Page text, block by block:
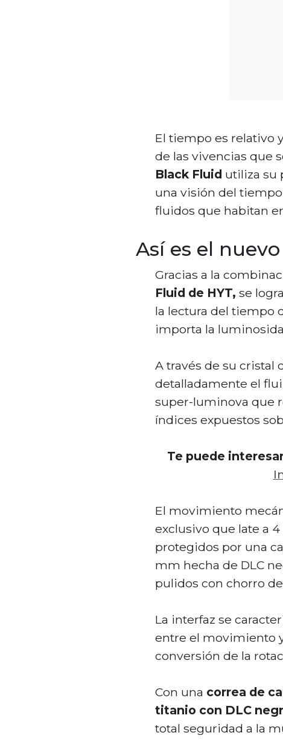
El tiempo es relativo
de las vivencias que
Black Fluid utiliza su
una visión del
fluidos que habitan
Así es el
Gracias a la
Fluid de HYT, se
la lectura del tiempo
importa la
A través de su cristal
detalladamente el
super-luminova que
índices expuestos
Te puede
El movimiento
exclusivo que late a
protegidos por una
mm hecha de DLC
pulidos con chorro
La interfaz se
entre el movimiento
conversión de la
Con una correa de
titanio con DLC
total seguridad a la